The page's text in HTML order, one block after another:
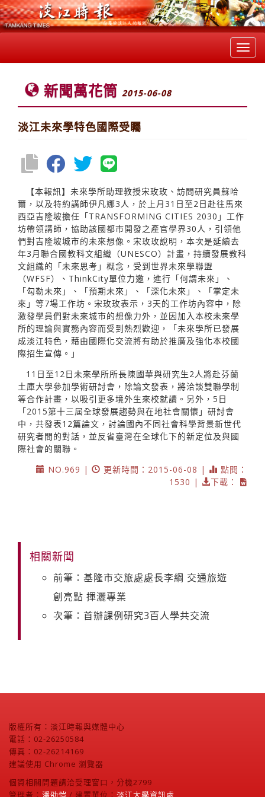
新聞萬花筒 2015-06-08
淡江未來學特色國際受矚
【本報訊】未來學所助理教授宋玫玫、訪問研究員蘇哈
爾，以及特約講師伊凡娜3人，於上月31日至2日赴往馬來
西亞吉隆坡擔任「TRANSFORMING CITIES 2030」工作
坊帶領講師，協助該國都市開發之產官學界30人，引領他
們對吉隆坡城市的未來想像。宋玫玫說明，本次是延續去
年3月聯合國教科文組織（UNESCO）計畫，持續發展教科
文組織的「未來思考」概念，受到世界未來學聯盟
（WFSF）、ThinkCity單位力邀，進行「何謂未來」、
「勾勒未來」、「預期未來」、「深化未來」、「掌定未
來」等7場工作坊。宋玫玫表示，3天的工作坊內容中，除
激發學員們對未來城市的想像力外，並因加入本校未來學
所的理論與實務內容而受到熱烈歡迎，「未來學所已發展
成淡江特色，藉由國際化交流將有助於推廣及強化本校國
際招生宣傳。」
11日至12日未來學所所長陳國華與研究生2人將赴芬蘭
土庫大學參加學術研討會，除論文發表，將洽談雙聯學制
等合作計畫，以吸引更多境外生來校就讀。另外，5日
「2015第十三屆全球發展趨勢與在地社會關懷」研討會
中，共發表12篇論文，討論國內不同社會科學背景新世代
研究者間的對話，並反省臺灣在全球化下的新定位及與國
際社會的關聯。
NO.969 |
更新時間：2015-06-08 |
點閱：
1530 |
下載：
相關新聞
前筆：基隆市交旅處處長李綱 交通旅遊
創亮點 揮灑專業
次筆：首辦課例研究3百人學共交流
版權所有：淡江時報與媒體中心
電話：02-26250584
傳真：02-26214169
建議使用 Chrome 瀏覽器
個資相關問題請洽受理窗口，分機2799
管理者： 潘劭愷 / 建置單位： 淡江大學資訊處